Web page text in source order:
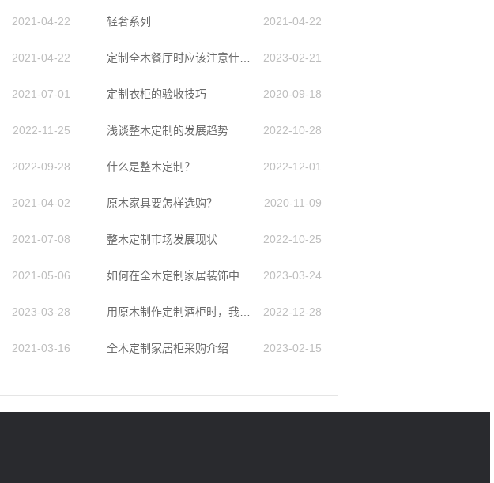
2021-04-22 轻奢系列 2021-04-22
2021-04-22 定制全木餐厅时应该注意什么? 2023-02-21
2021-07-01 定制衣柜的验收技巧 2020-09-18
2022-11-25 浅谈整木定制的发展趋势 2022-10-28
2022-09-28 什么是整木定制？ 2022-12-01
2021-04-02 原木家具要怎样选购？ 2020-11-09
2021-07-08 整木定制市场发展现状 2022-10-25
2021-05-06 2023-03-24
2023-03-28 用原木制作定制酒柜时，我们应该注意什么? 2022-12-28
2021-03-16 全木定制家居柜采购介绍 2023-02-15